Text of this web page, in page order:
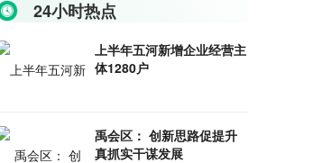
24小时热点
上半年五河新增企业经营主
体1280户
禹会区： 创新思路促提升
真抓实干谋发展